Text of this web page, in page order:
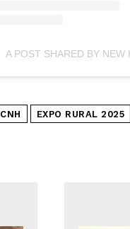
A POST SHARED BY
CNH EXPO RURAL 2025